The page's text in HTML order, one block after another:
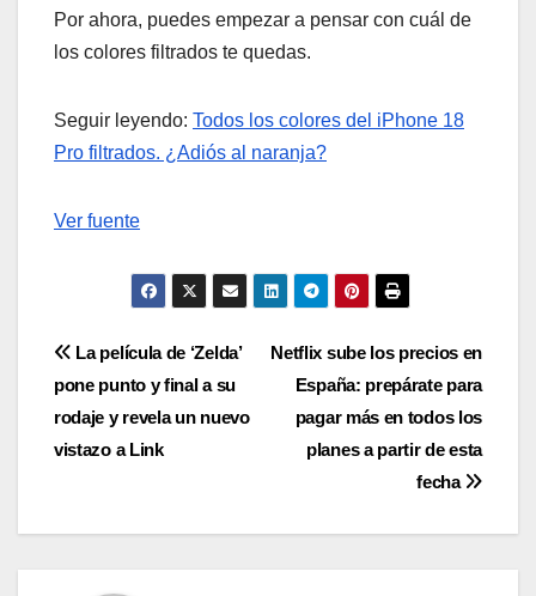
Por ahora, puedes empezar a pensar con cuál de
los colores filtrados te quedas.
Seguir leyendo: Todos los colores del iPhone 18
Pro filtrados. ¿Adiós al naranja?
Ver fuente
Navegación
de
entradas
Netflix sube los precios en
España: prepárate para
pagar más en todos los
planes a partir de esta
fecha
La película de ‘Zelda’
pone punto y final a su
rodaje y revela un nuevo
vistazo a Link